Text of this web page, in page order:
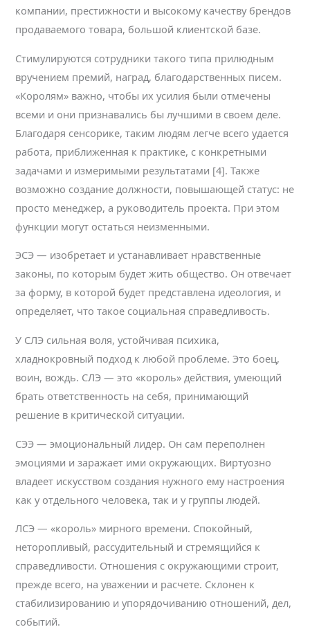
компании, престижности и высокому качеству брендов
продаваемого товара, большой клиентской базе.
Стимулируются сотрудники такого типа прилюдным
вручением премий, наград, благодарственных писем.
«Королям» важно, чтобы их усилия были отмечены
всеми и они признавались бы лучшими в своем деле.
Благодаря сенсорике, таким людям легче всего удается
работа, приближенная к практике, с конкретными
задачами и измеримыми результатами [4]. Также
возможно создание должности, повышающей статус: не
просто менеджер, а руководитель проекта. При этом
функции могут остаться неизменными.
ЭСЭ — изобретает и устанавливает нравственные
законы, по которым будет жить общество. Он отвечает
за форму, в которой будет представлена идеология, и
определяет, что такое социальная справедливость.
У СЛЭ сильная воля, устойчивая психика,
хладнокровный подход к любой проблеме. Это боец,
воин, вождь. СЛЭ — это «король» действия, умеющий
брать ответственность на себя, принимающий
решение в критической ситуации.
СЭЭ — эмоциональный лидер. Он сам переполнен
эмоциями и заражает ими окружающих. Виртуозно
владеет искусством создания нужного ему настроения
как у отдельного человека, так и у группы людей.
ЛСЭ — «король» мирного времени. Спокойный,
неторопливый, рассудительный и стремящийся к
справедливости. Отношения с окружающими строит,
прежде всего, на уважении и расчете. Склонен к
стабилизированию и упорядочиванию отношений, дел,
событий.